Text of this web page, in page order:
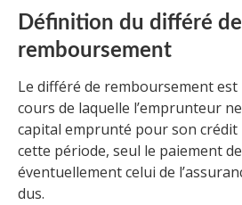
Définition du différé de
remboursement
Le différé de remboursement
cours de laquelle l’emprunteur
capital emprunté pour son
cette période, seul le paiement
éventuellement celui de
dus.